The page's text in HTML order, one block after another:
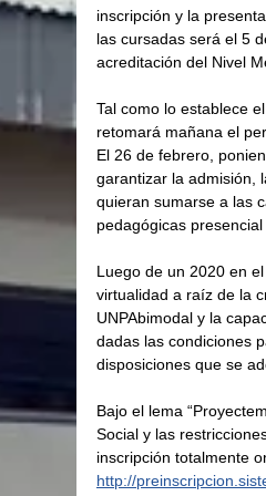
inscripción y la
las cursadas será el 5
acreditación del Nivel
Tal como lo establece
retomará mañana el
El 26 de febrero,
garantizar la admisión,
quieran sumarse a las
pedagógicas presencial
Luego de un 2020 en
virtualidad a raíz de la
UNPAbimodal y la
dadas las condiciones
disposiciones que se
Bajo el lema
Social y las
inscripción totalmente
http://